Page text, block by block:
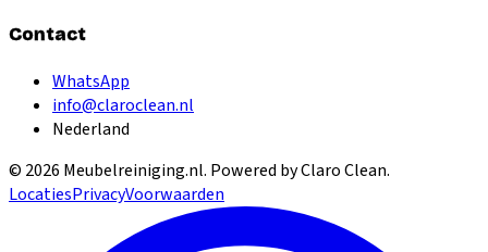
Contact
WhatsApp
info@claroclean.nl
Nederland
© 2026 Meubelreiniging.nl. Powered by Claro Clean.
LocatiesPrivacyVoorwaarden